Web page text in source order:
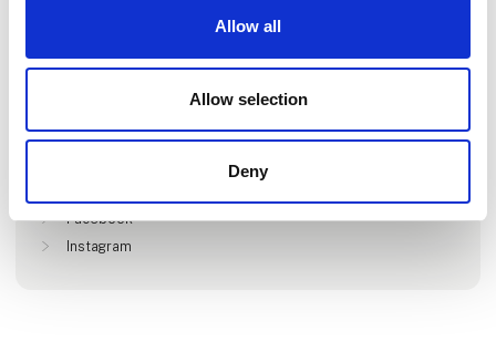
Allow all
Allow selection
Deny
Gå til hjemmeside
Facebook
Instagram